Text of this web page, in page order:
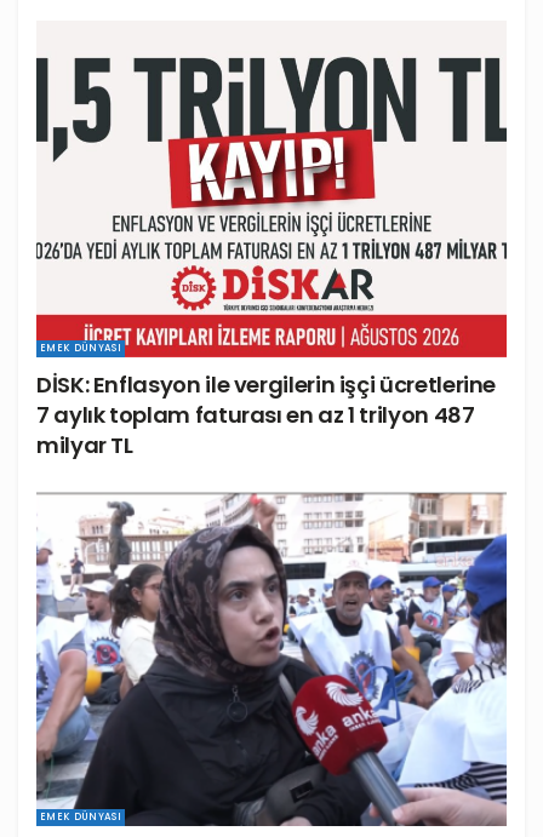
EMEK DÜNYASI
DİSK: Enflasyon ile vergilerin işçi ücretlerine
7 aylık toplam faturası en az 1 trilyon 487
milyar TL
EMEK DÜNYASI